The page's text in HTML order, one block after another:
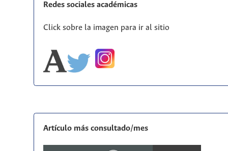
Redes sociales académicas
Click sobre la imagen para ir al sitio
Artículo más consultado/mes